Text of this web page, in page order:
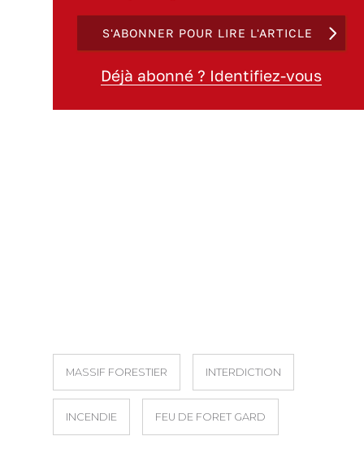
S'ABONNER POUR LIRE L'ARTICLE
Déjà abonné ? Identifiez-vous
MASSIF FORESTIER INTERDICTION
INCENDIE FEU DE FORET GARD